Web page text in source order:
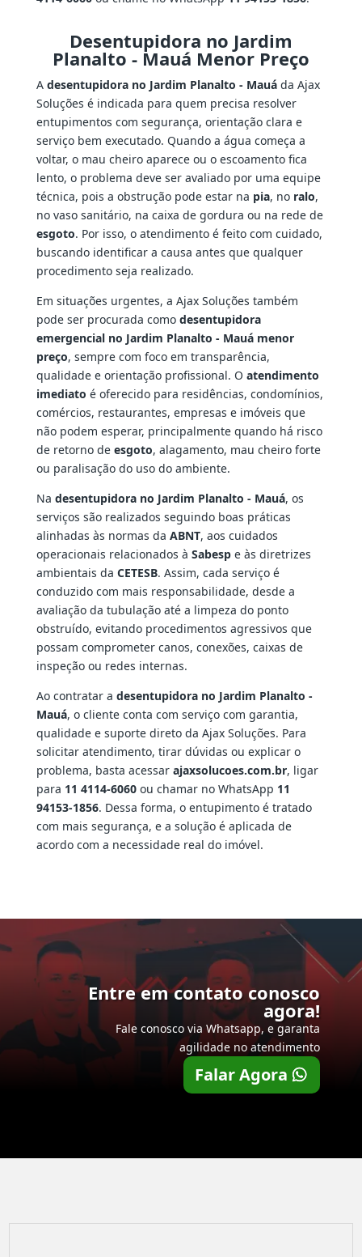
Desentupidora no Jardim
Planalto - Mauá Menor Preço
A desentupidora no Jardim Planalto - Mauáda Ajax
Soluções é indicada para quem precisa resolver
entupimentos com segurança, orientação clara e
serviço bem executado. Quando a água começa a
voltar, o mau cheiro aparece ou o escoamento fica
lento, o problema deve ser avaliado por uma equipe
técnica, pois a obstrução pode estar na pia, no ralo,
no vaso sanitário, na caixa de gordura ou na rede de
esgoto. Por isso, o atendimento é feito com cuidado,
buscando identificar a causa antes que qualquer
procedimento seja realizado.
Em situações urgentes, a Ajax Soluções também
pode ser procurada como desentupidora
emergencial no Jardim Planalto - Mauá menor
preço, sempre com foco em transparência,
qualidade e orientação profissional. O atendimento
imediato é oferecido para residências, condomínios,
comércios, restaurantes, empresas e imóveis que
não podem esperar, principalmente quando há risco
de retorno de esgoto, alagamento, mau cheiro forte
ou paralisação do uso do ambiente.
Na desentupidora no Jardim Planalto - Mauá, os
serviços são realizados seguindo boas práticas
alinhadas às normas da ABNT, aos cuidados
operacionais relacionados à Sabespe às diretrizes
ambientais da CETESB. Assim, cada serviço é
conduzido com mais responsabilidade, desde a
avaliação da tubulação até a limpeza do ponto
obstruído, evitando procedimentos agressivos que
possam comprometer canos, conexões, caixas de
inspeção ou redes internas.
Ao contratar a desentupidora no Jardim Planalto -
Mauá, o cliente conta com serviço com garantia,
qualidade e suporte direto da Ajax Soluções. Para
solicitar atendimento, tirar dúvidas ou explicar o
problema, basta acessar ajaxsolucoes.com.br, ligar
para 11 4114-6060ou chamar no WhatsApp 11
94153-1856. Dessa forma, o entupimento é tratado
com mais segurança, e a solução é aplicada de
acordo com a necessidade real do imóvel.
Entre em contato conosco
agora!
Fale conosco via Whatsapp, e garanta
agilidade no atendimento
Falar Agora